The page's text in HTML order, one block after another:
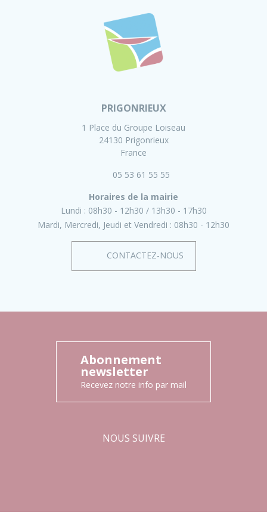
PRIGONRIEUX
1 Place du Groupe Loiseau
24130 Prigonrieux
France
05 53 61 55 55
Horaires de la mairie
Lundi : 08h30 - 12h30
13h30 - 17h30
Mardi, Mercredi, Jeudi et Vendredi : 08h30 - 12h30
CONTACTEZ-NOUS
Abonnement
newsletter
Recevez notre info par mail
NOUS SUIVRE